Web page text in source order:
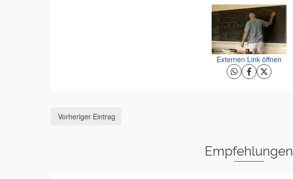
Externen Link öffnen
Vorheriger Eintrag
Empfehlungen